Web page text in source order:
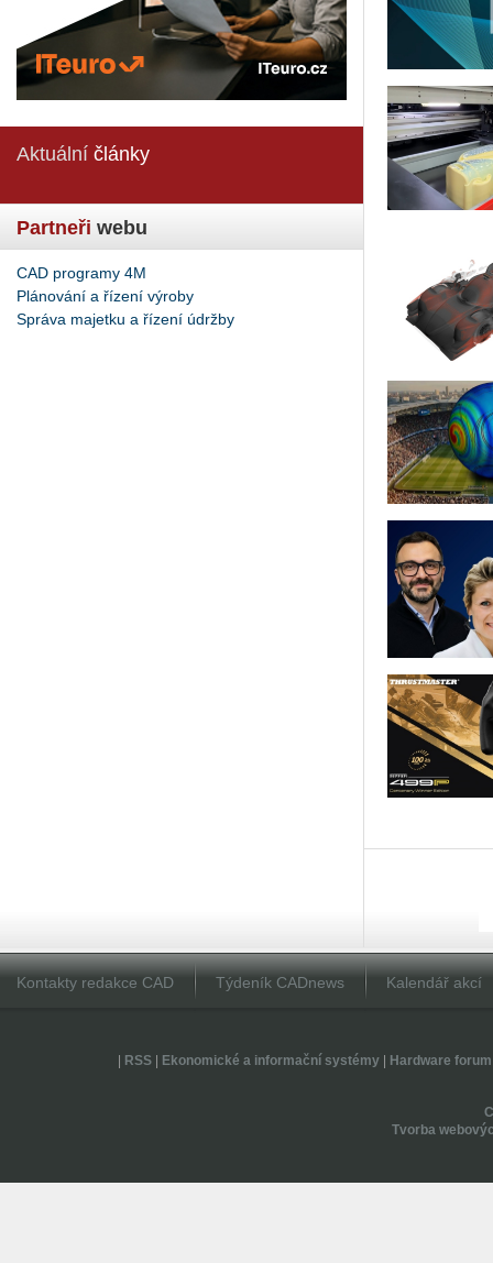
Aktuální články
Partneři webu
CAD programy 4M
Plánování a řízení výroby
Správa majetku a řízení údržby
Kontakty redakce CAD Týdeník CADnews Kalendář akcí
RSS| Ekonomické a informační systémy| Hardware forum
Tvorba